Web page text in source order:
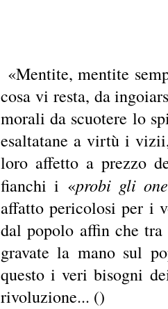
«Mentite, mentite
cosa vi resta, da
morali da scuotere lo
esaltatane a virtù i
loro affetto a prezzo
fianchi i «probi gli
affatto pericolosi per i
dal popolo affin che
gravate la mano sul
questo i veri bisogni
rivoluzione... ()